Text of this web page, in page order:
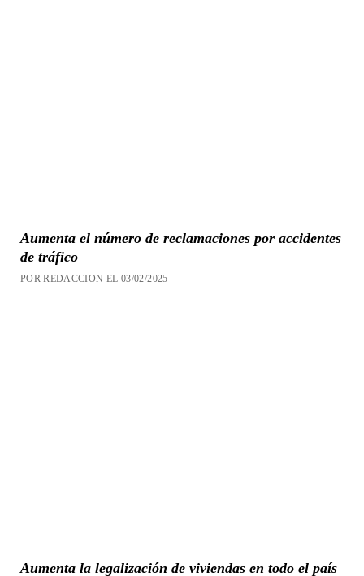
Aumenta el número de reclamaciones por accidentes
de tráfico
POR REDACCION EL 03/02/2025
Aumenta la legalización de viviendas en todo el país